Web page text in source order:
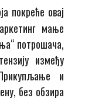
покреће овај
мање
потрошача,
између
и
без обзира